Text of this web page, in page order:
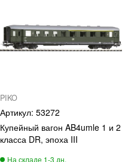
PIKO
53272
Купейный вагон AB4umle 1 и 2
класса DR, эпоха III